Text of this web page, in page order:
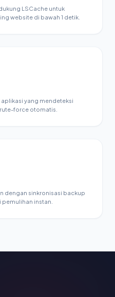
LSCache untuk
website di bawah 1 detik.
yang mendeteksi
force otomatis.
dengan sinkronisasi backup
pemulihan instan.